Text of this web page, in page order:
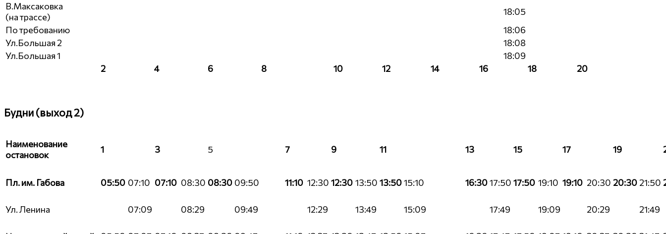
В.Максаковка
(на трассе)
18:05
По требованию
18:06
Ул.Большая 2
18:08
Ул.Большая 1
18:09
2
4 6 8 10 12 14 16 18 20
Будни (выход 2)
Наименование
остановок
1 3 5 7 9 11 13 15 17 19
Пл. им. Габова 05:50 07:10 07:10 08:30 08:30 09:50 11:10 12:30 12:30 13:50 13:5015:10 16:3017:50 17:50 19:10 19:10 20:30 20:30 21:50
Ул. Ленина 07:09 08:29 09:49 12:29 13:49 15:09 17:49 19:09 20:29 21:49